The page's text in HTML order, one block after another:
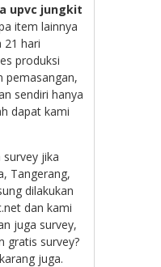
upvc jungkit
item lainnya
21 hari
produksi
pemasangan,
sendiri hanya
dapat kami
jika
Tangerang,
dilakukan
dan kami
juga survey,
gratis survey?
juga.